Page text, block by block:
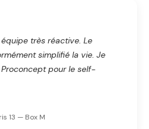
très réactive. Le
simplifié la vie. Je
pour le self-
13 — Box M